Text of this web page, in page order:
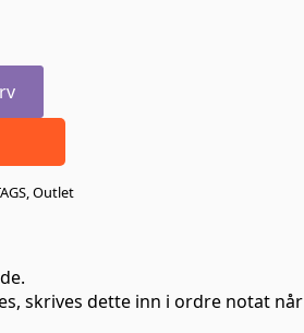
,Outlet
skrives dette inn i ordre notat når